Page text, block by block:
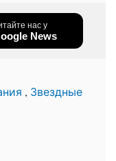
нас у
News
, Звездные